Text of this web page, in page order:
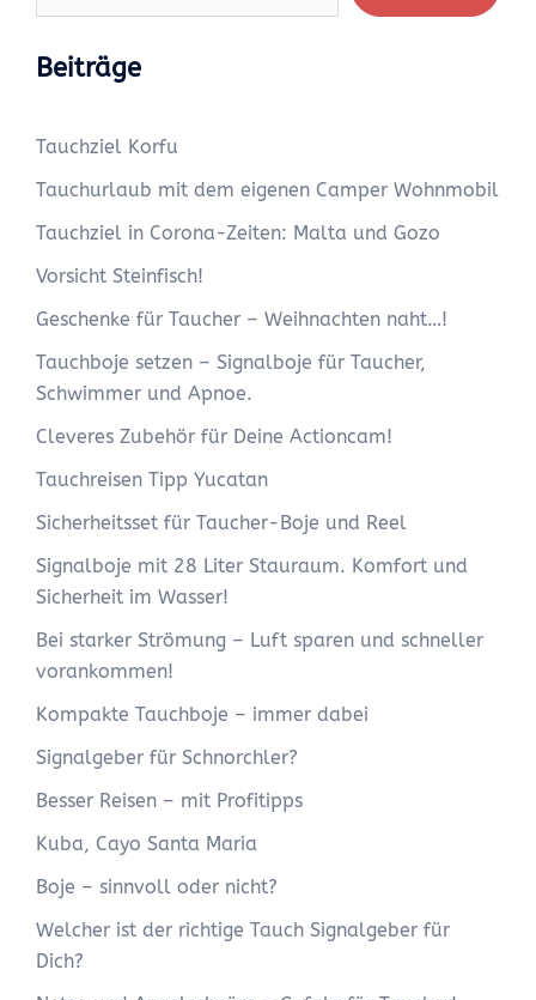
Beiträge
Tauchziel Korfu
Tauchurlaub mit dem eigenen Camper Wohnmobil
Tauchziel in Corona-Zeiten: Malta und Gozo
Vorsicht Steinfisch!
Geschenke für Taucher – Weihnachten naht…!
Tauchboje setzen – Signalboje für Taucher,
Schwimmer und Apnoe.
Cleveres Zubehör für Deine Actioncam!
Tauchreisen Tipp Yucatan
Sicherheitsset für Taucher-Boje und Reel
Signalboje mit 28 Liter Stauraum. Komfort und
Sicherheit im Wasser!
Bei starker Strömung – Luft sparen und schneller
vorankommen!
Kompakte Tauchboje – immer dabei
Signalgeber für Schnorchler?
Besser Reisen – mit Profitipps
Kuba, Cayo Santa Maria
Boje – sinnvoll oder nicht?
Welcher ist der richtige Tauch Signalgeber für
Dich?